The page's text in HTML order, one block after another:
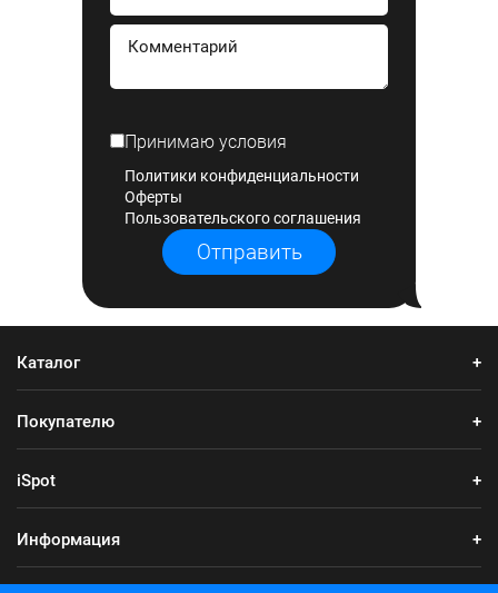
Принимаю условия
Политики конфиденциальности
Оферты
Пользовательского соглашения
Отправить
Каталог
Покупателю
iSpot
Информация